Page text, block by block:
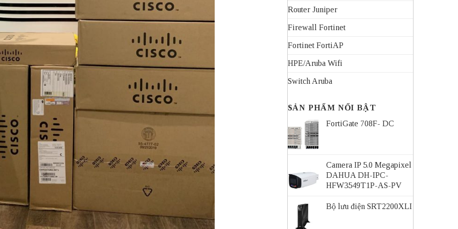
Router Juniper
Firewall Fortinet
Fortinet FortiAP
HPE/Aruba Wifi
Switch Aruba
SẢN PHẨM NỔI BẬT
FortiGate 708F- DC
Camera IP 5.0 Megapixel
DAHUA DH-IPC-
HFW3549T1P-AS-PV
Bộ lưu điện SRT2200XLI